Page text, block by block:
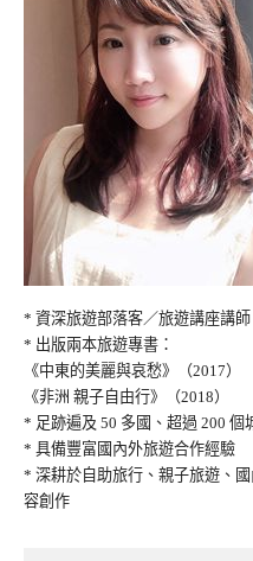
* 資深旅遊部落客／旅遊講座講師
* 出版兩本旅遊專書：
《中東的美麗與哀愁》（2017）
《非洲 親子自由行》（2018）
* 足跡遍及 50 多國、超過 200 個
* 具備豐富國內外旅遊合作經驗
* 深耕於自助旅行、親子旅遊、
容創作